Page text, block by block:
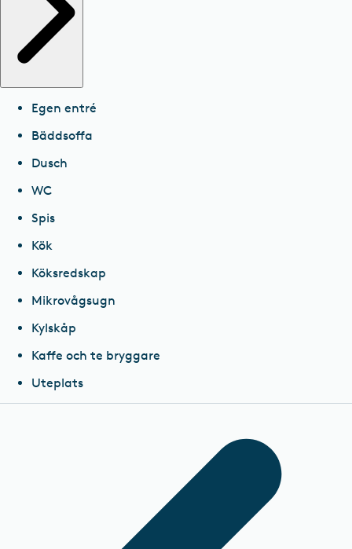
Egen entré
Bäddsoffa
Dusch
WC
Spis
Kök
Köksredskap
Mikrovågsugn
Kylskåp
Kaffe och te bryggare
Uteplats